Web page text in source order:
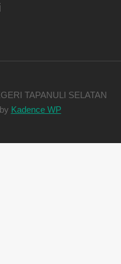
TAPANULI SELATAN
Kadence WP